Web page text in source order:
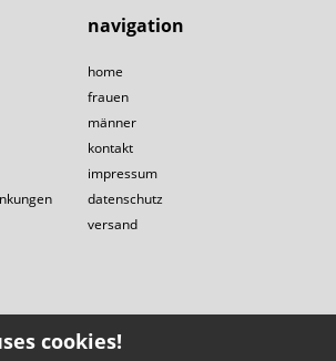
navigation
home
frauen
männer
kontakt
impressum
datenschutz
versand
cookies!